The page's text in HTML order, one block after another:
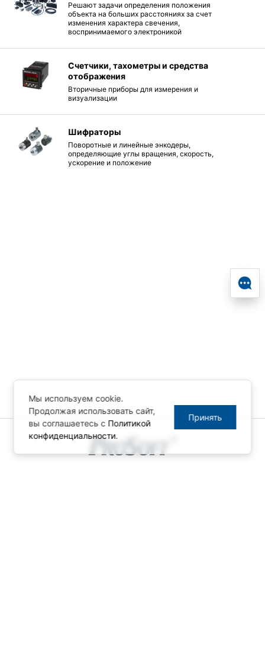
Решают задачи определения положения
объекта на больших расстояниях за счет
изменения характера свечения,
воспринимаемого электроникой
Счетчики, тахометры и средства
отображения
Вторичные приборы для измерения и
визуализации
Шифраторы
Поворотные и линейные энкодеры,
определяющие углы вращения, скорость,
ускорение и положение
Мы используем cookie.
Продолжая использовать сайт,
вы соглашаетесь с Политикой
конфиденциальности.
Принять